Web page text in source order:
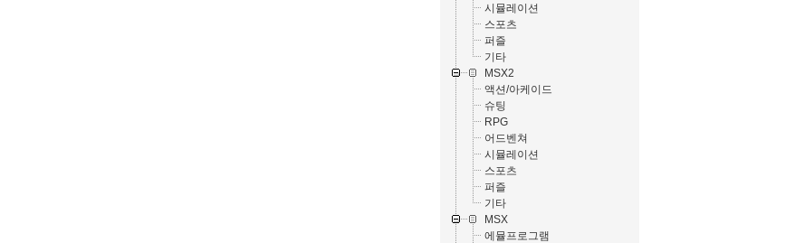
시뮬레이션
스포츠
퍼즐
기타
MSX2
액션/아케이드
슈팅
RPG
어드벤쳐
시뮬레이션
스포츠
퍼즐
기타
MSX
에뮬프로그램